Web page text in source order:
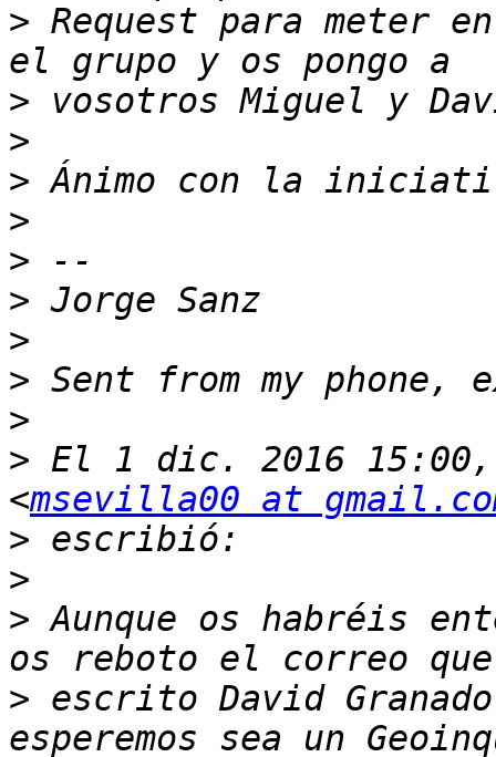
> Request para meter
>
>
>
>
>
>
>
>
>
> El 1 dic. 2016
<msevilla00 at
>
>
> Aunque os habréis
> escrito David